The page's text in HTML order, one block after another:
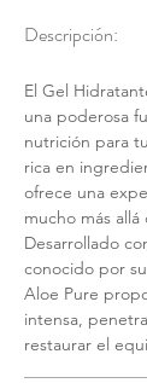
Descripción:
El Gel
una poderosa
nutrición para
rica en
ofrece una
mucho más
Desarrollado
conocido por
Aloe Pure
intensa,
restaurar el